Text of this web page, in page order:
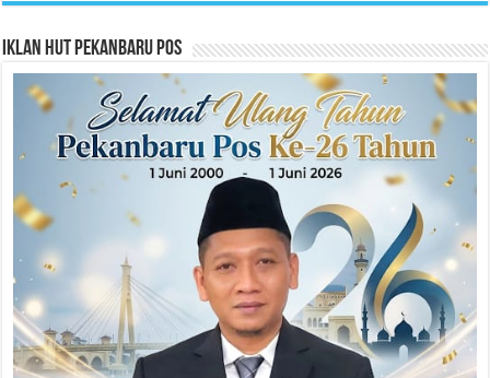
Iklan HUT Pekanbaru Pos